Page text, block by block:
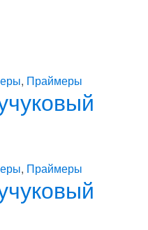
, Праймеры
, Праймеры